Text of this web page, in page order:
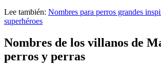
Lee también: Nombres para perros grandes
superhéroes
Nombres de los villanos de
perros y perras